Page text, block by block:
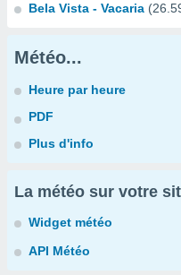
Bela Vista - Vacaria
Météo...
Heure par heure
PDF
Plus d'info
La météo sur votre
Widget météo
API Météo